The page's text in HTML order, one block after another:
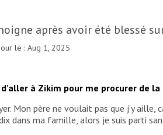
après avoir été blessé
le : Aug 1, 2025
à Zikim pour me procurer de
Mon père ne voulait pas que j’y
dans ma famille, alors je suis parti